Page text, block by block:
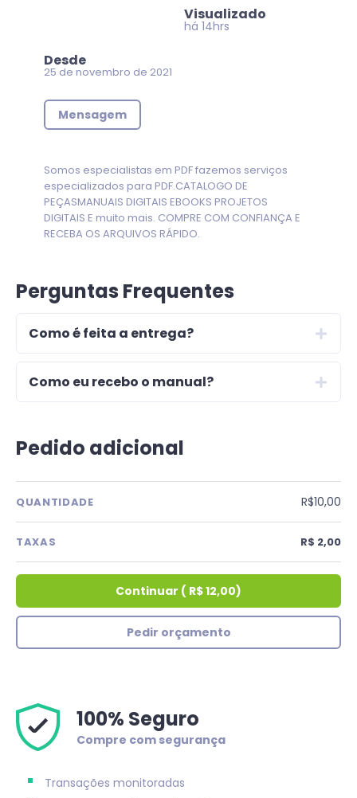
Visualizado
há 14hrs
Desde
25 de novembro de 2021
Mensagem
Somos especialistas em PDF fazemos serviços
especializados para PDF.CATALOGO DE
PEÇASMANUAIS DIGITAIS EBOOKS PROJETOS
DIGITAIS E muito mais. COMPRE COM CONFIANÇA E
RECEBA OS ARQUIVOS RÁPIDO.
Perguntas Frequentes
Como é feita a entrega?
Como eu recebo o manual?
Pedido adicional
QUANTIDADE R$10,00
TAXAS R$ 2,00
Continuar ( R$ 12,00)
Pedir orçamento
100% Seguro
Compre com segurança
Transações monitoradas